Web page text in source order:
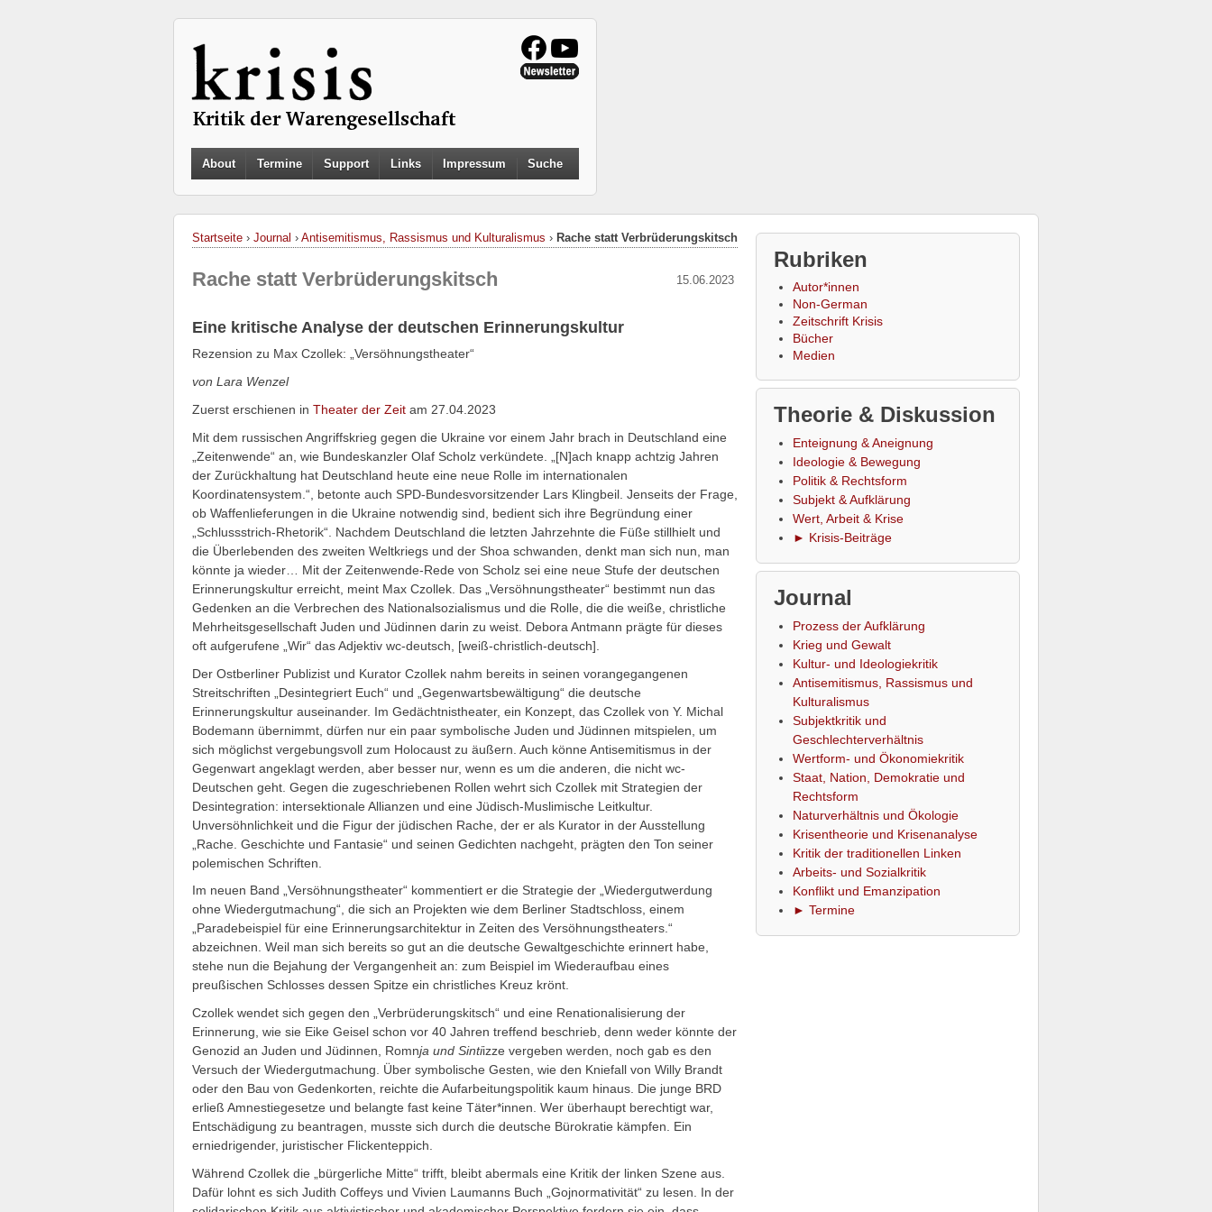
About Termine Support Links Impressum Suche
Startseite › Journal › Antisemitismus, Rassismus und Kulturalismus › Rache statt Verbrüderungskitsch
15.06.2023
Rache statt Verbrüderungskitsch
Eine kritische Analyse der deutschen Erinnerungskultur
Rezension zu Max Czollek: „Versöhnungstheater“
von Lara Wenzel
Zuerst erschienen in Theater der Zeit am 27.04.2023
Mit dem russischen Angriffskrieg gegen die Ukraine vor einem Jahr brach in Deutschland eine
„Zeitenwende“ an, wie Bundeskanzler Olaf Scholz verkündete. „[N]ach knapp achtzig Jahren
der Zurückhaltung hat Deutschland heute eine neue Rolle im internationalen
Koordinatensystem.“, betonte auch SPD-Bundesvorsitzender Lars Klingbeil. Jenseits der Frage,
ob Waffenlieferungen in die Ukraine notwendig sind, bedient sich ihre Begründung einer
„Schlussstrich-Rhetorik“. Nachdem Deutschland die letzten Jahrzehnte die Füße stillhielt und
die Überlebenden des zweiten Weltkriegs und der Shoa schwanden, denkt man sich nun, man
könnte ja wieder… Mit der Zeitenwende-Rede von Scholz sei eine neue Stufe der deutschen
Erinnerungskultur erreicht, meint Max Czollek. Das „Versöhnungstheater“ bestimmt nun das
Gedenken an die Verbrechen des Nationalsozialismus und die Rolle, die die weiße, christliche
Mehrheitsgesellschaft Juden und Jüdinnen darin zu weist. Debora Antmann prägte für dieses
oft aufgerufene „Wir“ das Adjektiv wc-deutsch, [weiß-christlich-deutsch].
Der Ostberliner Publizist und Kurator Czollek nahm bereits in seinen vorangegangenen
Streitschriften „Desintegriert Euch“ und „Gegenwartsbewältigung“ die deutsche
Erinnerungskultur auseinander. Im Gedächtnistheater, ein Konzept, das Czollek von Y. Michal
Bodemann übernimmt, dürfen nur ein paar symbolische Juden und Jüdinnen mitspielen, um
sich möglichst vergebungsvoll zum Holocaust zu äußern. Auch könne Antisemitismus in der
Gegenwart angeklagt werden, aber besser nur, wenn es um die anderen, die nicht wc-
Deutschen geht. Gegen die zugeschriebenen Rollen wehrt sich Czollek mit Strategien der
Desintegration: intersektionale Allianzen und eine Jüdisch-Muslimische Leitkultur.
Unversöhnlichkeit und die Figur der jüdischen Rache, der er als Kurator in der Ausstellung
„Rache. Geschichte und Fantasie“ und seinen Gedichten nachgeht, prägten den Ton seiner
polemischen Schriften.
Im neuen Band „Versöhnungstheater“ kommentiert er die Strategie der „Wiedergutwerdung
ohne Wiedergutmachung“, die sich an Projekten wie dem Berliner Stadtschloss, einem
„Paradebeispiel für eine Erinnerungsarchitektur in Zeiten des Versöhnungstheaters.“
abzeichnen. Weil man sich bereits so gut an die deutsche Gewaltgeschichte erinnert habe,
stehe nun die Bejahung der Vergangenheit an: zum Beispiel im Wiederaufbau eines
preußischen Schlosses dessen Spitze ein christliches Kreuz krönt.
Czollek wendet sich gegen den „Verbrüderungskitsch“ und eine Renationalisierung der
Erinnerung, wie sie Eike Geisel schon vor 40 Jahren treffend beschrieb, denn weder könnte der
Genozid an Juden und Jüdinnen, Romnja und Sintiizze vergeben werden, noch gab es den
Versuch der Wiedergutmachung. Über symbolische Gesten, wie den Kniefall von Willy Brandt
oder den Bau von Gedenkorten, reichte die Aufarbeitungspolitik kaum hinaus. Die junge BRD
erließ Amnestiegesetze und belangte fast keine Täter*innen. Wer überhaupt berechtigt war,
Entschädigung zu beantragen, musste sich durch die deutsche Bürokratie kämpfen. Ein
erniedrigender, juristischer Flickenteppich.
Während Czollek die „bürgerliche Mitte“ trifft, bleibt abermals eine Kritik der linken Szene aus.
Dafür lohnt es sich Judith Coffeys und Vivien Laumanns Buch „Gojnormativität“ zu lesen. In der
Rubriken
Autor*innen
Non-German
Zeitschrift Krisis
Bücher
Medien
Theorie & Diskussion
Enteignung & Aneignung
Ideologie & Bewegung
Politik & Rechtsform
Subjekt & Aufklärung
Wert, Arbeit & Krise
► Krisis-Beiträge
Journal
Prozess der Aufklärung
Krieg und Gewalt
Kultur- und Ideologiekritik
Antisemitismus, Rassismus und
Kulturalismus
Subjektkritik und
Geschlechterverhältnis
Wertform- und Ökonomiekritik
Staat, Nation, Demokratie und
Rechtsform
Naturverhältnis und Ökologie
Krisentheorie und Krisenanalyse
Kritik der traditionellen Linken
Arbeits- und Sozialkritik
Konflikt und Emanzipation
► Termine